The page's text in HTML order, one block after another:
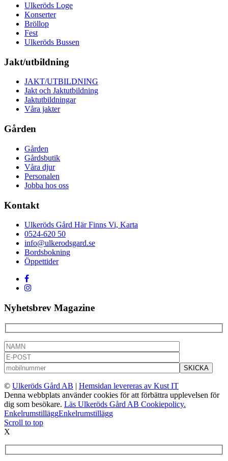
Ulkeröds Loge
Konserter
Bröllop
Fest
Ulkeröds Bussen
Jakt/utbildning
JAKT/UTBILDNING
Jakt och Jaktutbildning
Jaktutbildningar
Våra jakter
Gården
Gården
Gårdsbutik
Våra djur
Personalen
Jobba hos oss
Kontakt
Ulkeröds Gård Här Finns Vi, Karta
0524-620 50
info@ulkerodsgard.se
Bordsbokning
Öppettider
Nyhetsbrev Magazine
© Ulkeröds Gård AB | Hemsidan levereras av Kust IT
Denna webbplats använder cookies för att förbättra upplevelsen för
dig som besökare. Läs Ulkeröds Gård AB Cookiepolicy.
EnkelrumstilläggEnkelrumstillägg
Scroll to top
X